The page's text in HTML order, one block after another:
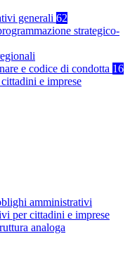
generali 62
strategico-
e codice di condotta 16
e imprese
amministrativi
per cittadini e imprese
analoga